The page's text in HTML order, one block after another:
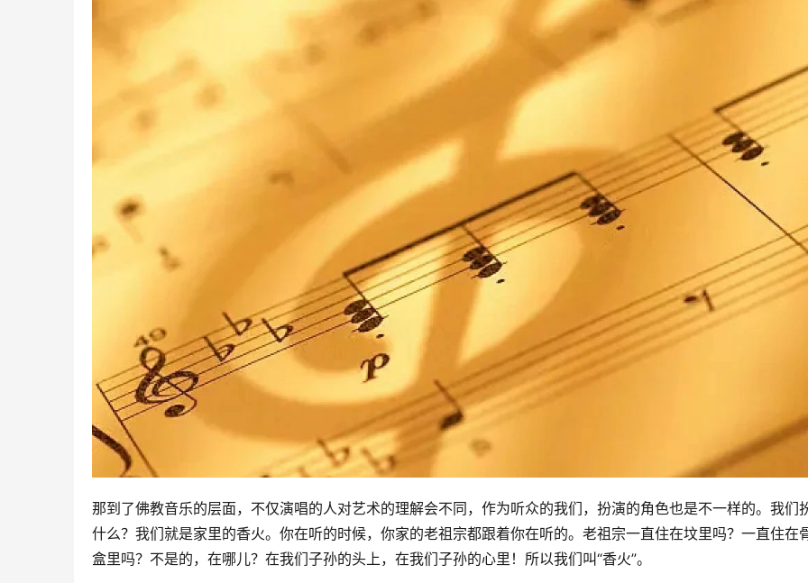
那到了佛教音乐的层面，不仅演唱的人对艺术的理解会不同，作为听众的我们，扮演的角色也是不一样的。我们
什么？我们就是家里的香火。你在听的时候，你家的老祖宗都跟着你在听的。老祖宗一直住在坟里吗？一直住在
盒里吗？不是的，在哪儿？在我们子孙的头上，在我们子孙的心里！所以我们叫“香火”。